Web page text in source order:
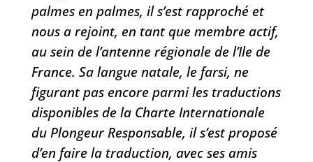
palmes en palmes, il s’est rapproché et
nous a rejoint, en tant que membre actif,
au sein de l’antenne régionale de l’Ile de
France. Sa langue natale, le farsi, ne
figurant pas encore parmi les traductions
disponibles de la Charte Internationale
du Plongeur Responsable, il s’est proposé
d’en faire la traduction, avec ses amis